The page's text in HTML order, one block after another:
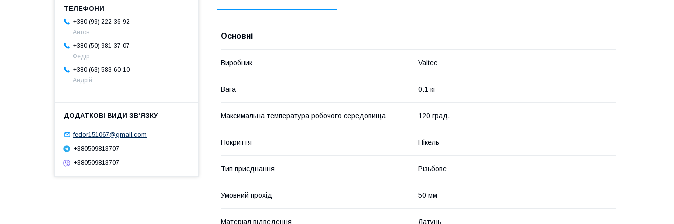
Основні
Виробник Valtec
Вага 0.1 кг
Максимальна температура робочого середовища 120 град.
Покриття Нікель
Тип приєднання Різьбове
Умовний прохід 50 мм
Матеріал відведення Латунь
+380 (99) 222-36-92
Антон
+380 (50) 981-37-07
Федір
+380 (63) 583-60-10
Андрій
fedor151067@gmail.com
+380509813707
+380509813707